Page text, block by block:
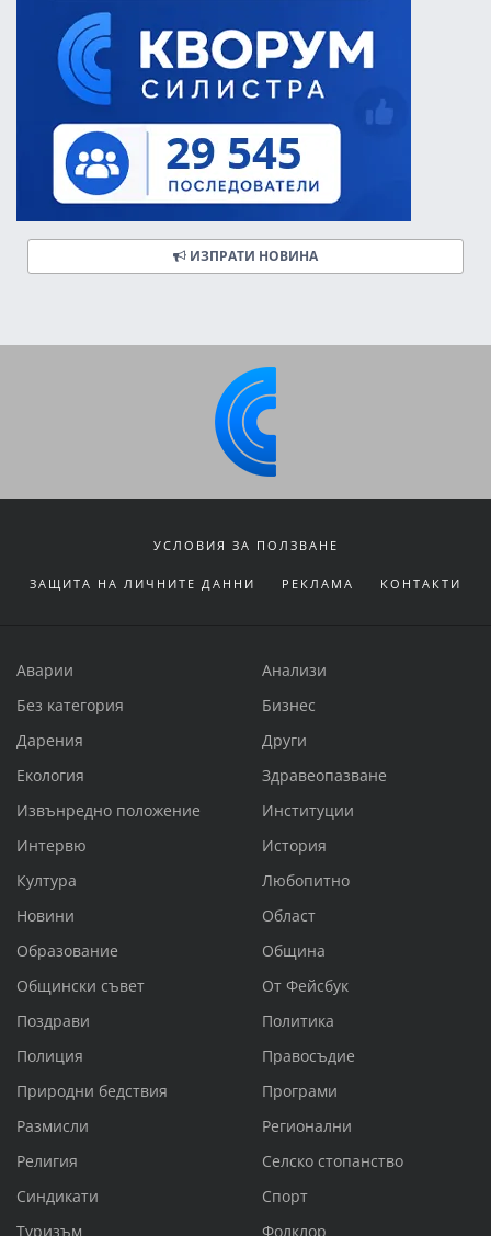
ИЗПРАТИ НОВИНА
УСЛОВИЯ ЗА ПОЛЗВАНЕ
ЗАЩИТА НА ЛИЧНИТЕ ДАННИ РЕКЛАМА КОНТАКТИ
Аварии
Анализи
Без категория
Бизнес
Дарения
Други
Екология
Здравеопазване
Извънредно положение
Институции
Интервю
История
Култура
Любопитно
Новини
Област
Образование
Община
Общински съвет
От Фейсбук
Поздрави
Политика
Полиция
Правосъдие
Природни бедствия
Програми
Размисли
Регионални
Религия
Селско стопанство
Синдикати
Спорт
Туризъм
Фолклор